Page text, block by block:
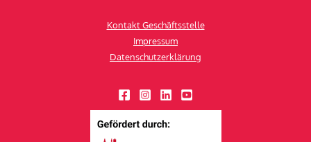
Kontakt Geschäftsstelle
Impressum
Datenschutzerklärung